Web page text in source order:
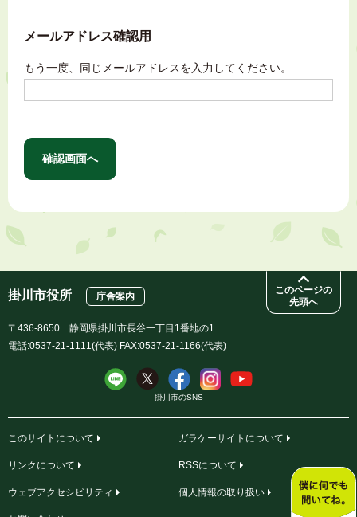
メールアドレス確認用
もう一度、同じメールアドレスを入力してください。
このページの
先頭へ
掛川市役所 庁舎案内
〒436-8650 静岡県掛川市長谷一丁目1番地の1
電話:0537-21-1111(代表) FAX:0537-21-1166(代表)
掛川市のSNS
このサイトについて ガラケーサイトについて
リンクについて RSSについて
ウェブアクセシビリティ 個人情報の取り扱い